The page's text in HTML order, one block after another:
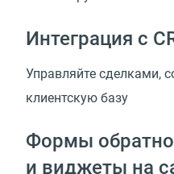
Интеграция с
Управляйте сделками,
клиентскую базу
Формы
и виджеты на